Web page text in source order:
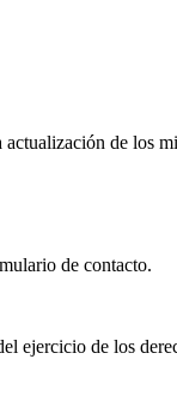
de los
de contacto.
ejercicio de los